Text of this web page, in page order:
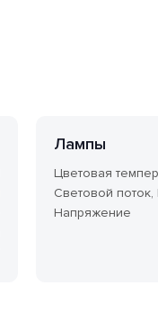
Лампы
Цветовая
Световой поток,
Напряжение